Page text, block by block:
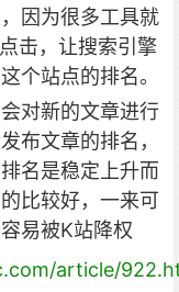
因为很多工具就
击，让搜索引擎
个站点的排名。
对新的文章进行
布文章的排名，
名是稳定上升而
比较好，一来可
易被K站降权
article/